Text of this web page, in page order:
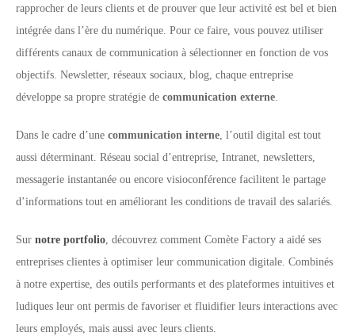
rapprocher de leurs clients et de prouver que leur activité est bel et bien
intégrée dans l’ère du numérique. Pour ce faire, vous pouvez utiliser
différents canaux de communication à sélectionner en fonction de vos
objectifs. Newsletter, réseaux sociaux, blog, chaque entreprise
développe sa propre stratégie de communication externe.
Dans le cadre d’une communication interne, l’outil digital est tout
aussi déterminant. Réseau social d’entreprise, Intranet, newsletters,
messagerie instantanée ou encore visioconférence facilitent le partage
d’informations tout en améliorant les conditions de travail des salariés.
Sur notre portfolio, découvrez comment Comète Factory a aidé ses
entreprises clientes à optimiser leur communication digitale. Combinés
à notre expertise, des outils performants et des plateformes intuitives et
ludiques leur ont permis de favoriser et fluidifier leurs interactions avec
leurs employés, mais aussi avec leurs clients.